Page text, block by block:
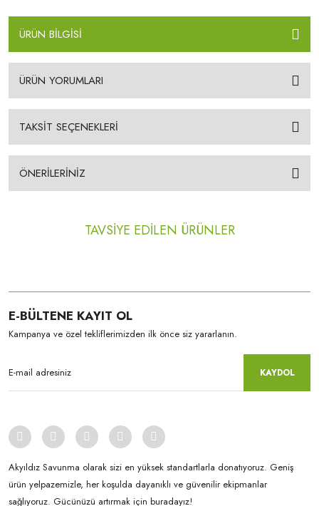
ÜRÜN BİLGİSİ
ÜRÜN YORUMLARI
TAKSİT SEÇENEKLERİ
ÖNERİLERİNİZ
TAVSİYE EDİLEN ÜRÜNLER
TF Heavy yetişkin Boyunluk SİYAH
7.579,27 TL
220,90 TL
E-BÜLTENE KAYIT OL
Kampanya ve özel tekliflerimizden ilk önce siz yararlanın.
KAYDOL
Akyıldız Savunma olarak sizi en yüksek standartlarla donatıyoruz. Geniş
ürün yelpazemizle, her koşulda dayanıklı ve güvenilir ekipmanlar
sağlıyoruz. Gücünüzü artırmak için buradayız!